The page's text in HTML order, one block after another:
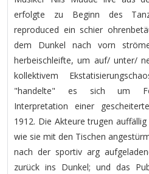
erfolgte zu Beginn des
reproduced ein schier
dem Dunkel nach vorn
herbeischleifte, um auf/ unter/
kollektivem
"handelte" es sich um
Interpretation einer
1912. Die Akteure trugen
wie sie mit den Tischen
nach der sportiv arg
zurück ins Dunkel; und das